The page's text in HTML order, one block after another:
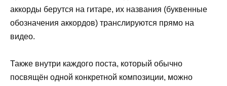
аккорды берутся на гитаре, их названия (буквенные
обозначения аккордов) транслируются прямо на
видео.
Также внутри каждого поста, который обычно
посвящён одной конкретной композиции, можно